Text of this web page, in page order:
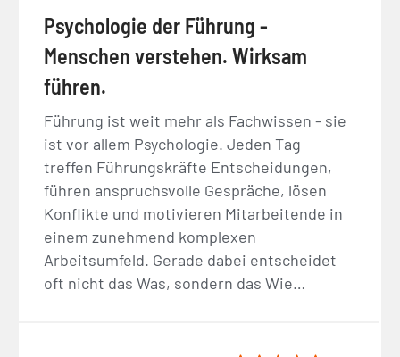
Psychologie der Führung -
Menschen verstehen. Wirksam
führen.
Führung ist weit mehr als Fachwissen - sie
ist vor allem Psychologie. Jeden Tag
treffen Führungskräfte Entscheidungen,
führen anspruchsvolle Gespräche, lösen
Konflikte und motivieren Mitarbeitende in
einem zunehmend komplexen
Arbeitsumfeld. Gerade dabei entscheidet
oft nicht das Was, sondern das Wie…